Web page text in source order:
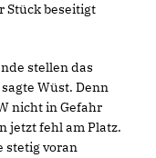
Stück beseitigt
stellen das
Wüst. Denn
nicht in Gefahr
jetzt fehl am Platz.
stetig voran